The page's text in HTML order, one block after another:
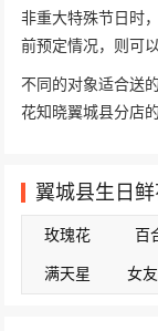
非重大特殊节日时
前预定情况，则可
不同的对象适合送
花知晓翼城县分店
翼城县生日
玫瑰花 百
满天星 女